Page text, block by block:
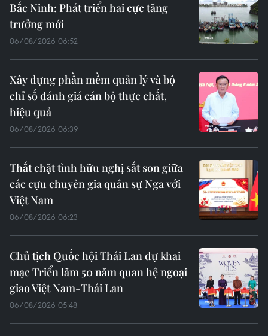
Bắc Ninh: Phát triển hai cực tăng
trưởng mới
06/08/2026 06:52
Xây dựng phần mềm quản lý và bộ
chỉ số đánh giá cán bộ thực chất,
hiệu quả
06/08/2026 06:39
Thắt chặt tình hữu nghị sắt son giữa
các cựu chuyên gia quân sự Nga với
Việt Nam
06/08/2026 06:23
Chủ tịch Quốc hội Thái Lan dự khai
mạc Triển lãm 50 năm quan hệ ngoại
giao Việt Nam-Thái Lan
06/08/2026 05:48